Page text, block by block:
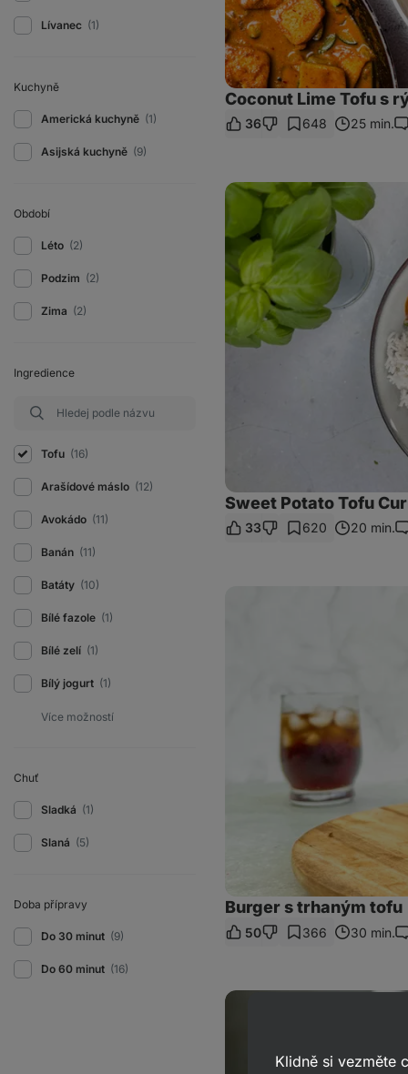
Lívanec (1)
Kuchyně
Americká kuchyně (1)
Asijská kuchyně (9)
Období
Léto (2)
Podzim (2)
Zima (2)
Ingredience
Tofu (16)
Arašídové máslo (12)
Avokádo (11)
Banán (11)
Batáty (10)
Bílé fazole (1)
Bílé zelí (1)
Bílý jogurt (1)
Chuť
Sladká (1)
Slaná (5)
Doba přípravy
Do 30 minut (9)
Do 60 minut (16)
Coconut Lime Tofu s
36 648 25 min.
Sweet
Potato
Sweet Potato Tofu
33 620 20 min.
Burger s trhaným tofu
50 366 30 min.
Tofu
Klidně si vezměte